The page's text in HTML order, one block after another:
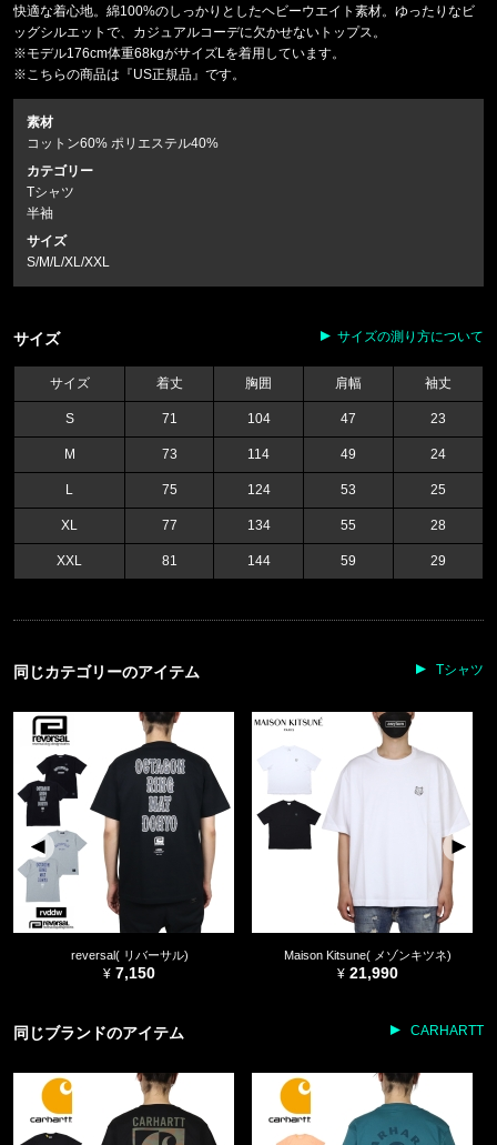
快適な着心地。綿100%のしっかりとしたヘビーウエイト素材。ゆったりなビ
ッグシルエットで、カジュアルコーデに欠かせないトップス。
※モデル176cm体重68kgがサイズLを着用しています。
※こちらの商品は『US正規品』です。
素材
コットン60% ポリエステル40%
カテゴリー
Tシャツ
半袖
サイズ
S/M/L/XL/XXL
サイズ サイズの測り方について
サイズ 着丈 胸囲 肩幅 袖丈
S 71 104 47 23
M 73 114 49 24
L 75 124 53 25
XL 77 134 55 28
XXL 81 144 59 29
同じカテゴリーのアイテム Tシャツ
reversal( リバーサル)
7,150
Maison Kitsune( メゾンキツネ)
21,990
同じブランドのアイテム CARHARTT